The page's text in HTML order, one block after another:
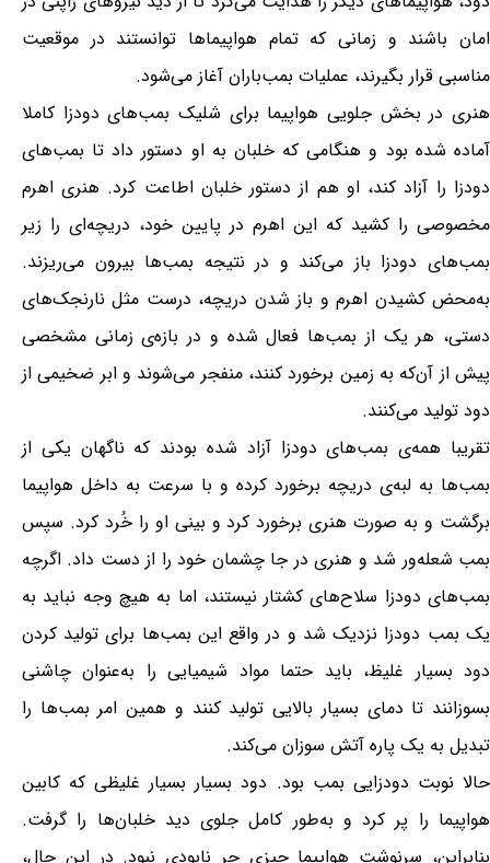
امان باشند و زمانی که تمام هواپیماها توانستند در موقعیت
مناسبی قرار بگیرند، عملیات بمب‌باران آغاز می‌شود.
هنری در بخش جلویی هواپیما برای شلیک بمب‌های دودزا کاملا
آماده شده بود و هنگامی که خلبان به او دستور داد تا بمب‌های
دودزا را آزاد کند، او هم از دستور خلبان اطاعت کرد. هنری اهرم
مخصوصی را کشید که این اهرم در پایین خود، دریچه‌ای را زیر
بمب‌های دودزا باز می‌کند و در نتیجه بمب‌ها بیرون می‌ریزند.
به‌محض کشیدن اهرم و باز شدن دریچه، درست مثل نارنجک‌های
دستی، هر یک از بمب‌ها فعال شده و در بازه‌ی زمانی مشخصی
پیش از آن‌که به زمین برخورد کنند، منفجر می‌شوند و ابر ضخیمی از
دود تولید می‌کنند.
تقریبا همه‌ی بمب‌های دودزا آزاد شده بودند که ناگهان یکی از
بمب‌ها به لبه‌ی دریچه برخورد کرده و با سرعت به داخل هواپیما
برگشت و به صورت هنری برخورد کرد و بینی او را خُرد کرد. سپس
بمب شعله‌ور شد و هنری در جا چشمان خود را از دست داد. اگرچه
بمب‌های دودزا سلاح‌های کشتار نیستند، اما به هیچ وجه نباید به
یک بمب دودزا نزدیک شد و در واقع این بمب‌ها برای تولید کردن
دود بسیار غلیظ، باید حتما مواد شیمیایی را به‌عنوان چاشنی
بسوزانند تا دمای بسیار بالایی تولید کنند و همین امر بمب‌ها را
تبدیل به یک پاره آتش سوزان می‌کند.
حالا نوبت دودزایی بمب بود. دود بسیار بسیار غلیظی که کابین
هواپیما را پر کرد و به‌طور کامل جلوی دید خلبان‌ها را گرفت.
بنابراین، سرنوشت هواپیما چیزی جر نابودی نبود. در این حال،